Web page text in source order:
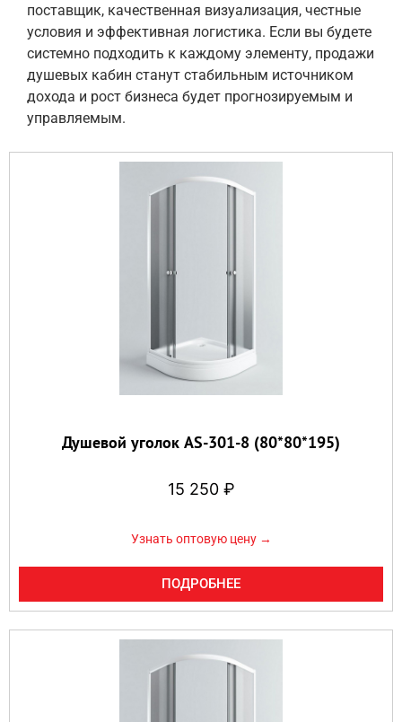
поставщик, качественная визуализация, честные
условия и эффективная логистика. Если вы будете
системно подходить к каждому элементу, продажи
душевых кабин станут стабильным источником
дохода и рост бизнеса будет прогнозируемым и
управляемым.
Душевой уголок AS-301-8 (80*80*195)
15 250 ₽
Узнать оптовую цену →
ПОДРОБНЕЕ